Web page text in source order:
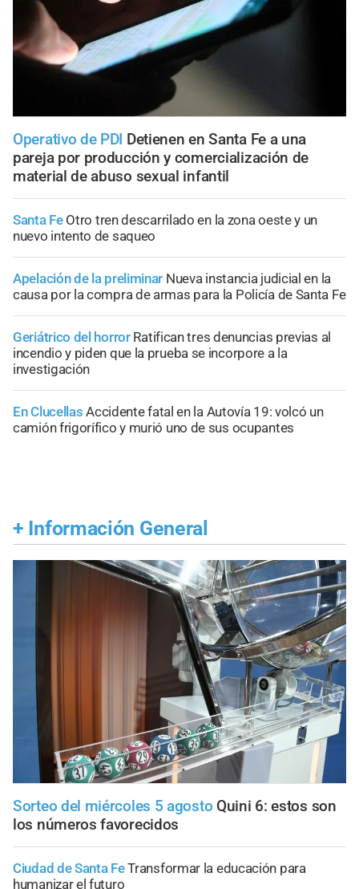
Operativo de PDI Detienen en Santa Fe a una
pareja por producción y comercialización de
material de abuso sexual infantil
Santa Fe Otro tren descarrilado en la zona oeste y un
nuevo intento de saqueo
Apelación de la preliminar Nueva instancia judicial en la
causa por la compra de armas para la Policía de Santa Fe
Geriátrico del horror Ratifican tres denuncias previas al
incendio y piden que la prueba se incorpore a la
investigación
En Clucellas Accidente fatal en la Autovía 19: volcó un
camión frigorífico y murió uno de sus ocupantes
+ Información General
Sorteo del miércoles 5 agosto Quini 6: estos son
los números favorecidos
Ciudad de Santa FeTransformar la educación para
humanizar el futuro